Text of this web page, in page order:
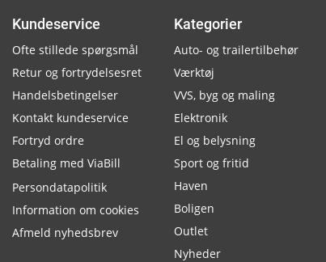
Kundeservice
Ofte stillede spørgsmål
Retur og fortrydelsesret
Handelsbetingelser
Kontakt kundeservice
Fortryd ordre
Betaling med ViaBill
Persondatapolitik
Information om cookies
Afmeld nyhedsbrev
Kategorier
Auto- og trailertilbehør
Værktøj
VVS, byg og maling
Elektronik
El og belysning
Sport og fritid
Haven
Boligen
Outlet
Nyheder